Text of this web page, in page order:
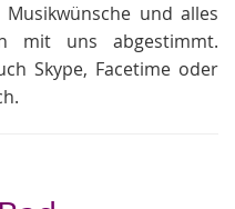
und alles
mit uns abgestimmt.
Skype, Facetime oder